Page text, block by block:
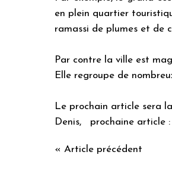
en plein quartier
ramassi de plumes et de
Par contre la ville est
Elle regroupe de
Le prochain article sera
Denis, prochaine article
« Article précédent